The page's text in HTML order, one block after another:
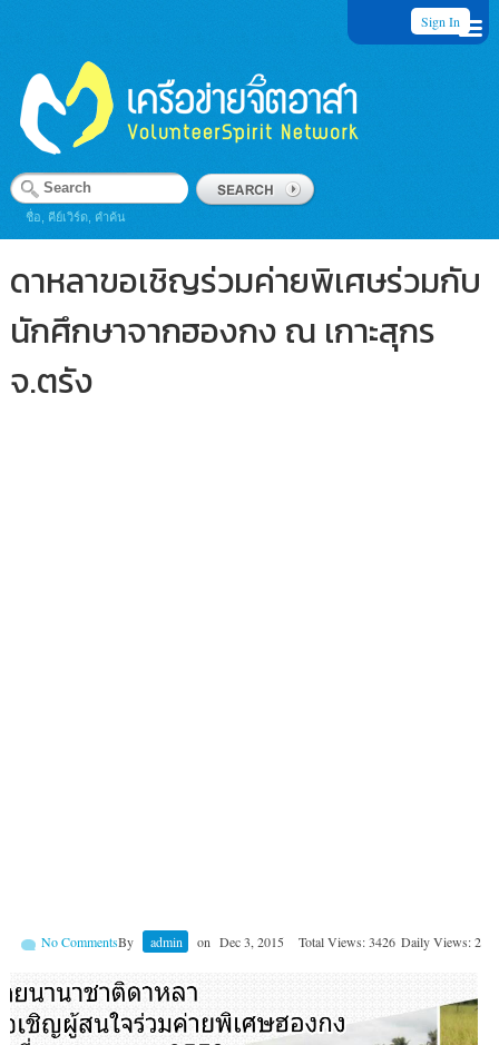
Sign In
ชื่อ, คีย์เวิร์ด, คำค้น
ดาหลาขอเชิญร่วมค่ายพิเศษร่วมกับ
นักศึกษาจากฮองกง ณ เกาะสุกร
จ.ตรัง
By admin on Dec 3, 2015 Total Views: 3426 Daily Views: 2
No Comments